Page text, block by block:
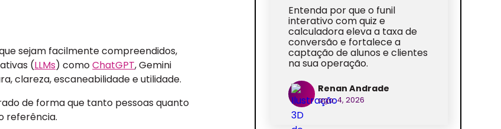
sejam facilmente compreendidos,
(LLMs) comoChatGPT, Gemini
clareza, escaneabilidade e utilidade.
de forma que tanto pessoas quanto
referência.
Entenda por que o funil
interativo com quiz e
calculadora eleva a taxa de
conversão e fortalece a
captação de alunos e clientes
na sua operação.
Renan Andrade
ago. 4, 2026